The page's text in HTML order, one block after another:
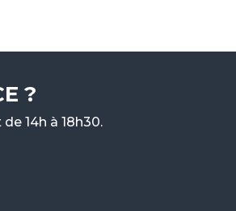
?
14h à 18h30.